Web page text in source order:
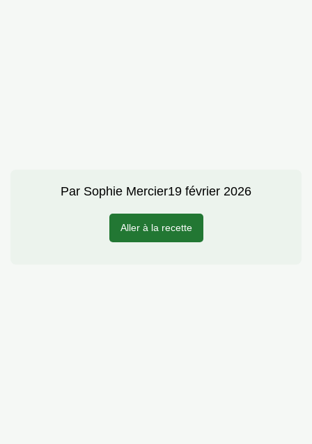
Par Sophie Mercier19 février 2026
Aller à la recette